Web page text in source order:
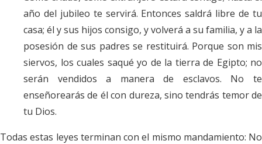
año del jubileo te servirá. Entonces saldrá libre de tu
casa; él y sus hijos consigo, y volverá a su familia, y a la
posesión de sus padres se restituirá. Porque son mis
siervos, los cuales saqué yo de la tierra de Egipto; no
serán vendidos a manera de esclavos. No te
enseñorearás de él con dureza, sino tendrás temor de
tu Dios.
Todas estas leyes terminan con el mismo mandamiento: No